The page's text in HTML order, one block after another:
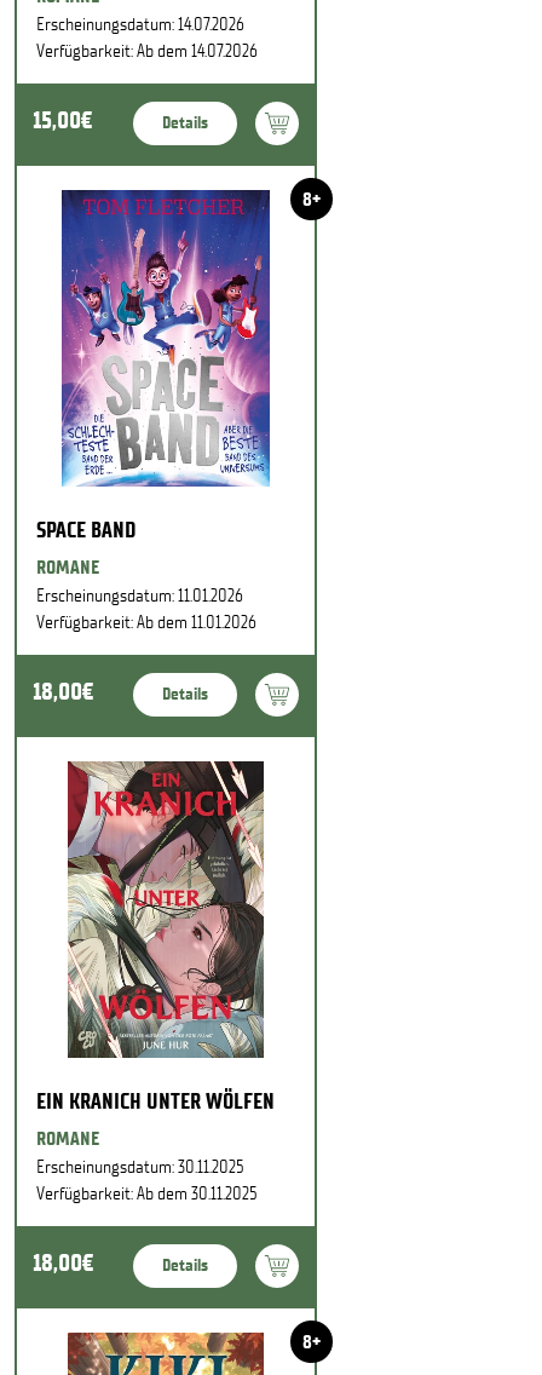
Erscheinungsdatum: 14.07.2026
Verfügbarkeit: Ab dem 14.07.2026
15,00€ Details
8+
SPACE BAND
ROMANE
Erscheinungsdatum: 11.01.2026
Verfügbarkeit: Ab dem 11.01.2026
18,00€ Details
EIN KRANICH UNTER WÖLFEN
ROMANE
Erscheinungsdatum: 30.11.2025
Verfügbarkeit: Ab dem 30.11.2025
18,00€ Details
8+